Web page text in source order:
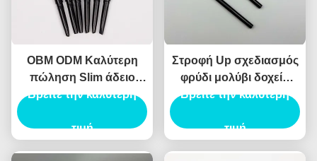
OBM ODM Καλύτερη
πώληση Slim άδειο
μολύβι φρύδι
Βρείτε την καλύτερη
τιμή
Στροφή Up σχεδιασμός
φρύδι μολύβι δοχείο
ABS υλικό αυτόματο
Βρείτε την καλύτερη
τιμή